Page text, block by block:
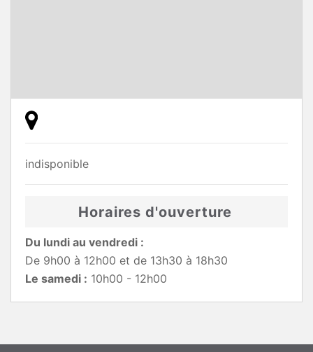
indisponible
Horaires d'ouverture
Du lundi au vendredi :
De 9h00 à 12h00 et de 13h30 à 18h30
Le samedi : 10h00 - 12h00